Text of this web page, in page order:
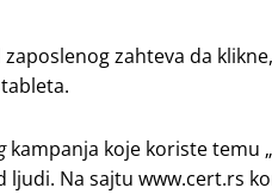
zahteva da
kampanja koje koriste temu
Na sajtu www.cert.rs